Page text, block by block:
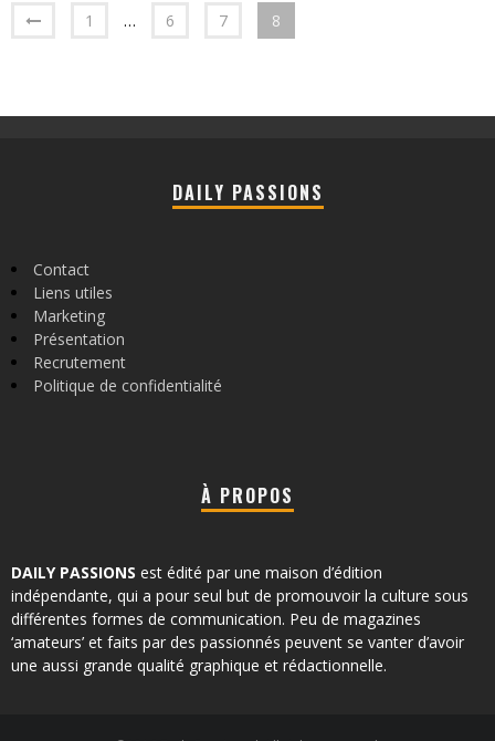
1 … 6 7 8
DAILY PASSIONS
Contact
Liens utiles
Marketing
Présentation
Recrutement
Politique de confidentialité
À PROPOS
DAILY PASSIONS est édité par une maison d’édition
indépendante, qui a pour seul but de promouvoir la culture sous
différentes formes de communication. Peu de magazines
‘amateurs’ et faits par des passionnés peuvent se vanter d’avoir
une aussi grande qualité graphique et rédactionnelle.